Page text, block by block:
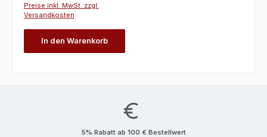
Preise inkl. MwSt. zzgl.
Versandkosten
In den Warenkorb
5% Rabatt ab 100 € Bestellwert